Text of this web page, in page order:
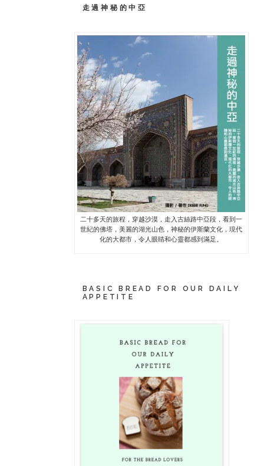
走過神秘的中亞
二十多天的旅程，穿越沙漠，走入古絲路中亞段，看到一
世紀的佛塔，美麗的湖光山色，神秘的伊斯蘭文化，現代
化的大都市，令人眼睛和心靈都感到滿足。
BASIC BREAD FOR OUR DAILY
APPETITE